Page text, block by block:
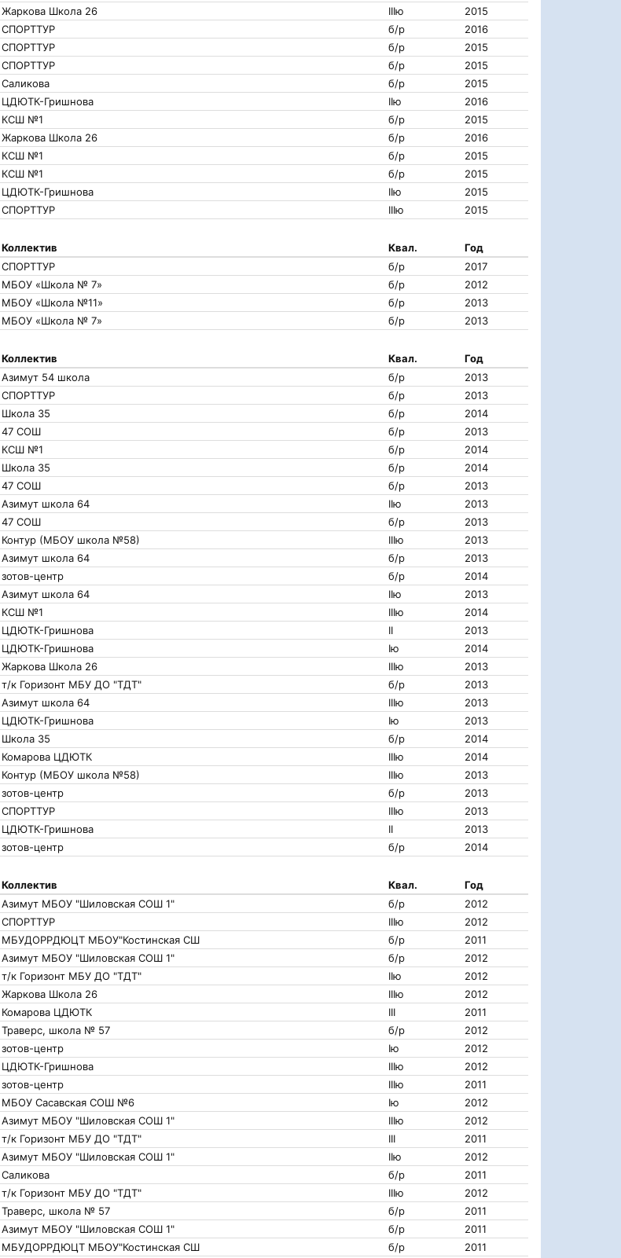
Жаркова Школа 26 IIIю
2015
СПОРТТУР б/р
2016
СПОРТТУР б/р
2015
СПОРТТУР б/р
2015
Саликова б/р
2015
ЦДЮТК-Гришнова IIю
2016
КСШ №1 б/р
2015
Жаркова Школа 26 б/р
2016
КСШ №1 б/р
2015
КСШ №1 б/р
2015
ЦДЮТК-Гришнова IIю
2015
СПОРТТУР IIIю 2015
Коллектив Квал.
Год
СПОРТТУР б/р
2017
МБОУ «Школа № 7» б/р
2012
МБОУ «Школа №11» б/р
2013
МБОУ «Школа № 7» б/р 2013
Коллектив Квал.
Год
Азимут 54 школа б/р
2013
СПОРТТУР б/р
2013
Школа 35 б/р
2014
47 СОШ б/р
2013
КСШ №1 б/р
2014
Школа 35 б/р
2014
47 СОШ б/р
2013
Азимут школа 64 IIю
2013
47 СОШ б/р
2013
Контур (МБОУ школа №58) IIIю
2013
Азимут школа 64 б/р
2013
зотов-центр б/р
2014
Азимут школа 64 IIю
2013
КСШ №1 IIIю
2014
ЦДЮТК-Гришнова II
2013
ЦДЮТК-Гришнова Iю
2014
Жаркова Школа 26 IIIю
2013
т/к Горизонт МБУ ДО "ТДТ" б/р
2013
Азимут школа 64 IIIю
2013
ЦДЮТК-Гришнова Iю
2013
Школа 35 б/р
2014
Комарова ЦДЮТК IIIю
2014
Контур (МБОУ школа №58) IIIю
2013
зотов-центр б/р
2013
СПОРТТУР IIIю
2013
ЦДЮТК-Гришнова II
2013
зотов-центр б/р 2014
Коллектив Квал.
Год
Азимут МБОУ "Шиловская СОШ 1" б/р
2012
СПОРТТУР IIIю
2012
МБУДОРРДЮЦТ МБОУ"Костинская СШ б/р
2011
Азимут МБОУ "Шиловская СОШ 1" б/р
2012
т/к Горизонт МБУ ДО "ТДТ" IIю
2012
Жаркова Школа 26 IIIю
2012
Комарова ЦДЮТК III
2011
Траверс, школа № 57 б/р
2012
зотов-центр Iю
2012
ЦДЮТК-Гришнова IIIю
2012
зотов-центр IIIю
2011
МБОУ Сасавская СОШ №6 Iю
2012
Азимут МБОУ "Шиловская СОШ 1" IIIю
2012
т/к Горизонт МБУ ДО "ТДТ" III
2011
Азимут МБОУ "Шиловская СОШ 1" IIю
2012
Саликова б/р
2011
т/к Горизонт МБУ ДО "ТДТ" IIIю
2012
Траверс, школа № 57 б/р
2011
Азимут МБОУ "Шиловская СОШ 1" б/р
2011
МБУДОРРДЮЦТ МБОУ"Костинская СШ б/р
2011